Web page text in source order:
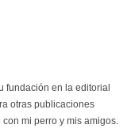
fundación en la editorial
otras publicaciones
mi perro y mis amigos.